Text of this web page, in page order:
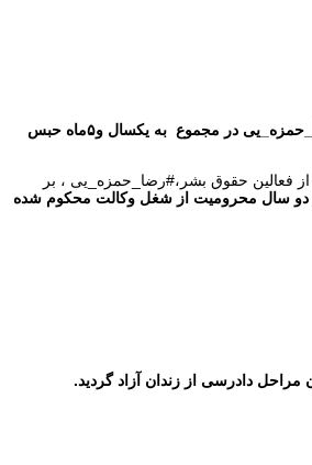
همزمان با اعتراضات سراسری در ایران و شهرهای آذربایجان و افزایش فشارهای بر وکلا نیز اشدید شده ایت،به گزارش جمعیت حقوق بشر آذربایجان«ارک» #قاسم_بعدی وکیل و #رضا_حمزه_یی در مجموع به یکسال و۵ماه حبس
فعالین حقوق بشر،#رضا_حمزه_یی ، بر
نظام” به یک سال حبس و دو سال محرومیت از شغل وکالت محکوم شده